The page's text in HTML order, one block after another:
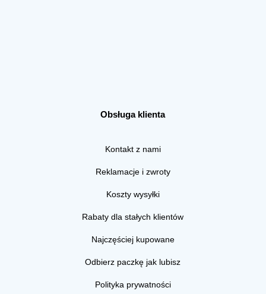
Obsługa klienta
Kontakt z nami
Reklamacje i zwroty
Koszty wysyłki
Rabaty dla stałych klientów
Najczęściej kupowane
Odbierz paczkę jak lubisz
Polityka prywatności